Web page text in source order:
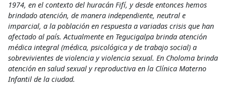
1974, en el contexto del huracán Fifí, y desde entonces hemos
brindado atención, de manera independiente, neutral e
imparcial, a la población en respuesta a variadas crisis que han
afectado al país. Actualmente en Tegucigalpa brinda atención
médica integral (médica, psicológica y de trabajo social) a
sobrevivientes de violencia y violencia sexual. En Choloma brinda
atención en salud sexual y reproductiva en la Clínica Materno
Infantil de la ciudad.